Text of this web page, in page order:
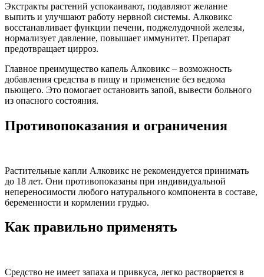
Экстракты растений успокаивают, подавляют желание
выпить и улучшают работу нервной системы. Алковикс
восстанавливает функции печени, поджелудочной железы,
нормализует давление, повышает иммунитет. Препарат
предотвращает цирроз.
Главное преимущество капель Алковикс – возможность
добавления средства в пищу и применение без ведома
пьющего. Это помогает остановить запой, вывести больного
из опасного состояния.
Противопоказания и ограничения
Растительные капли Алковикс не рекомендуется принимать
до 18 лет. Они противопоказаны при индивидуальной
непереносимости любого натурального компонента в составе,
беременности и кормлении грудью.
Как правильно применять
Средство не имеет запаха и привкуса, легко растворяется в